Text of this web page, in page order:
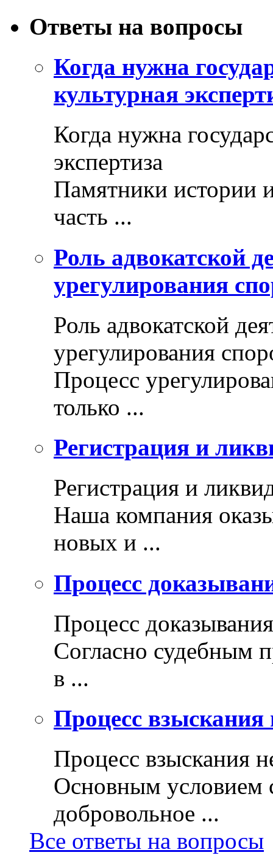
Ответы на вопросы
Когда нужна
культурная
Когда нужна
экспертиза
Памятники истории
часть ...
Роль адвокатской
урегулирования
Роль адвокатской
урегулирования
Процесс
только ...
Регистрация и
Регистрация и
Наша компания
новых и ...
Процесс
Процесс доказывания
Согласно судебным
в ...
Процесс взыскания
Процесс взыскания
Основным условием
добровольное ...
Все ответы на вопросы